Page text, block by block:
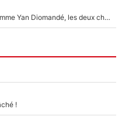
Antoine Griezmann et N'Golo Kanté : Comme Yan Diomandé, les deux champions du monde ont refusé de signer au PSG !
!